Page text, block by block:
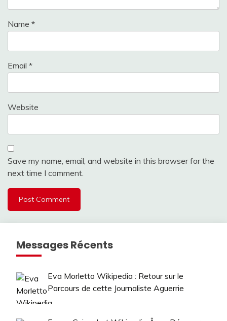
Name *
Email *
Website
Save my name, email, and website in this browser for the
next time I comment.
Messages Récents
Eva Morletto Wikipedia : Retour sur le
Parcours de cette Journaliste Aguerrie